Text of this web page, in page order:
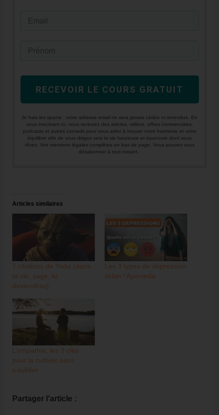
RECEVOIR LE COURS GRATUIT
Je hais les spams : votre adresse email ne sera jamais cédée ni revendue. En
vous inscrivant ici, vous recevrez des articles, vidéos, offres commerciales,
podcasts et autres conseils pour vous aider à trouver votre harmonie et votre
équilibre afin de vous dirigez vers la vie heureuse et épanouie dont vous
rêvez. Voir mentions légales complètes en bas de page. Vous pouvez vous
désabonner à tout instant.
Articles similaires
7 citations de Yoda (dans
ta vie, sage, tu
deviendras)
Les 3 types de dépression
selon l’Ayurveda
L’empathie, les 3 clés
pour la cultiver sans
s’oublier
Partager l'article :